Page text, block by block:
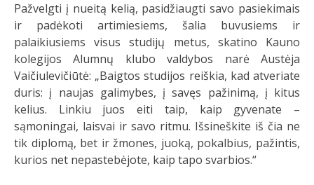
Pažvelgti į nueitą kelią, pasidžiaugti savo pasiekimais
ir padėkoti artimiesiems, šalia buvusiems ir
palaikiusiems visus studijų metus, skatino Kauno
kolegijos Alumnų klubo valdybos narė Austėja
Vaičiulevičiūtė: „Baigtos studijos reiškia, kad atveriate
duris: į naujas galimybes, į savęs pažinimą, į kitus
kelius. Linkiu juos eiti taip, kaip gyvenate –
sąmoningai, laisvai ir savo ritmu. Išsineškite iš čia ne
tik diplomą, bet ir žmones, juoką, pokalbius, pažintis,
kurios net nepastebėjote, kaip tapo svarbios.“